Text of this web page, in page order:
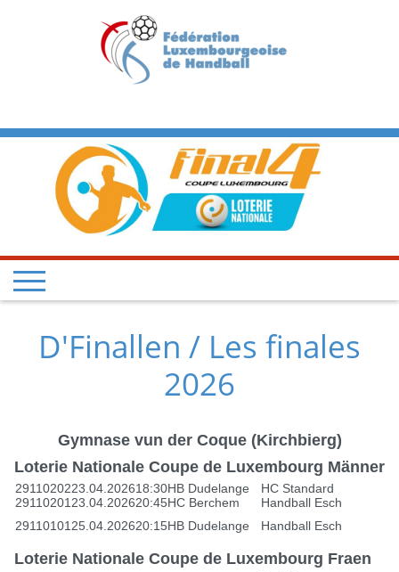
D'Finallen / Les finales
2026
Gymnase vun der Coque (Kirchbierg)
Loterie Nationale Coupe de Luxembourg Männer
2911020223.04.202618:30HB Dudelange
HC Standard
2911020123.04.202620:45HC Berchem
Handball Esch
2911010125.04.202620:15HB Dudelange Handball Esch
Loterie Nationale Coupe de Luxembourg Fraen